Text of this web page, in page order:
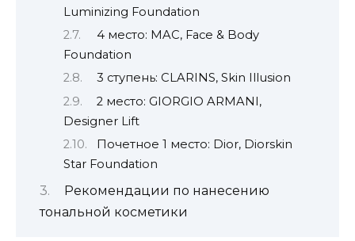
Luminizing Foundation
4 место: MAC, Face & Body
Foundation
3 ступень: CLARINS, Skin Illusion
2 место: GIORGIO ARMANI,
Designer Lift
Почетное 1 место: Dior, Diorskin
Star Foundation
Рекомендации по нанесению
тональной косметики